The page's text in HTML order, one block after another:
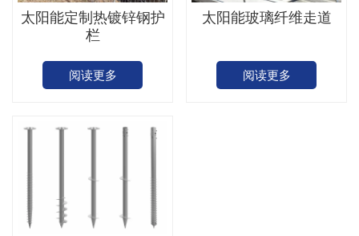
太阳能定制热镀锌钢护
栏
阅读更多
太阳能玻璃纤维走道
阅读更多